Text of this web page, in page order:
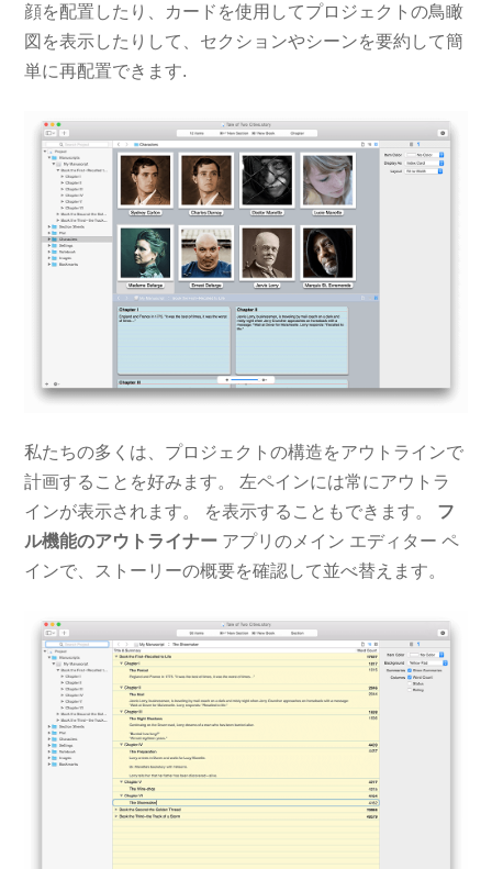
顔を配置したり、カードを使用してプロジェクトの鳥瞰
図を表示したりして、セクションやシーンを要約して簡
単に再配置できます.
私たちの多くは、プロジェクトの構造をアウトラインで
計画することを好みます。 左ペインには常にアウトラ
インが表示されます。 を表示することもできます。 フ
ル機能のアウトライナー アプリのメイン エディター ペ
インで、ストーリーの概要を確認して並べ替えます。